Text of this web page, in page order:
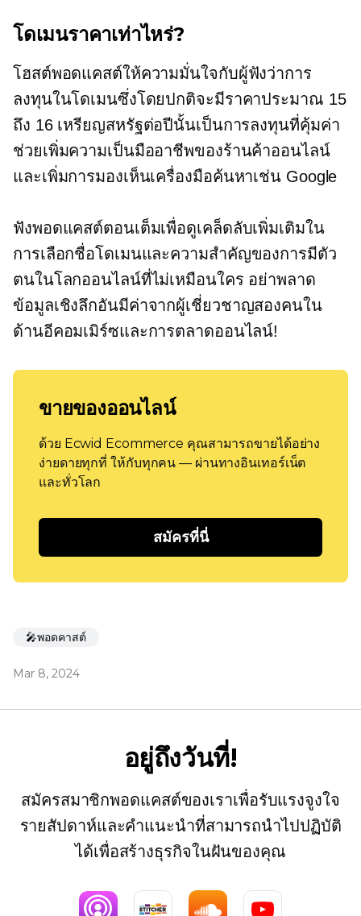
โดเมนราคาเท่าไหร่?
โฮสต์พอดแคสต์ให้ความมั่นใจกับผู้ฟังว่าการ
ลงทุนในโดเมนซึ่งโดยปกติจะมีราคาประมาณ 15
ถึง 16 เหรียญสหรัฐต่อปีนั้นเป็นการลงทุนที่คุ้มค่า
ช่วยเพิ่มความเป็นมืออาชีพของร้านค้าออนไลน์
และเพิ่มการมองเห็นเครื่องมือค้นหาเช่น Google
ฟังพอดแคสต์ตอนเต็มเพื่อดูเคล็ดลับเพิ่มเติมใน
การเลือกชื่อโดเมนและความสำคัญของการมีตัว
ตนในโลกออนไลน์ที่ไม่เหมือนใคร อย่าพลาด
ข้อมูลเชิงลึกอันมีค่าจากผู้เชี่ยวชาญสองคนใน
ด้านอีคอมเมิร์ซและการตลาดออนไลน์!
ขายของออนไลน์
ด้วย Ecwid Ecommerce คุณสามารถขายได้อย่าง
ง่ายดายทุกที่ ให้กับทุกคน — ผ่านทางอินเทอร์เน็ต
และทั่วโลก
สมัครที่นี่
🎤พอดคาสต์
Mar 8, 2024
อยู่ถึงวันที่!
สมัครสมาชิกพอดแคสต์ของเราเพื่อรับแรงจูงใจ
รายสัปดาห์และคำแนะนำที่สามารถนำไปปฏิบัติ
ได้เพื่อสร้างธุรกิจในฝันของคุณ